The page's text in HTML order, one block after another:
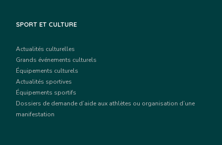
SPORT ET CULTURE
Actualités culturelles
Grands événements culturels
Équipements culturels
Actualités sportives
Équipements sportifs
Dossiers de demande d’aide aux athlètes ou organisation d’une
manifestation